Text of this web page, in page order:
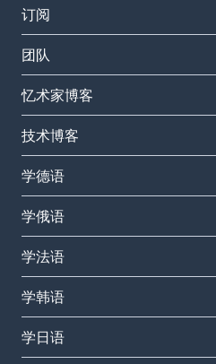
订阅
团队
忆术家博客
技术博客
学德语
学俄语
学法语
学韩语
学日语